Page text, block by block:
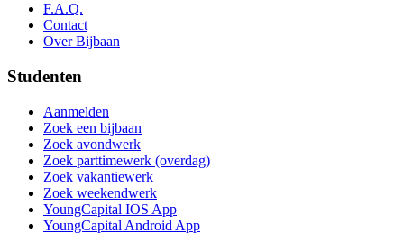
F.A.Q.
Contact
Over Bijbaan
Studenten
Aanmelden
Zoek een bijbaan
Zoek avondwerk
Zoek parttimewerk (overdag)
Zoek vakantiewerk
Zoek weekendwerk
YoungCapital IOS App
YoungCapital Android App